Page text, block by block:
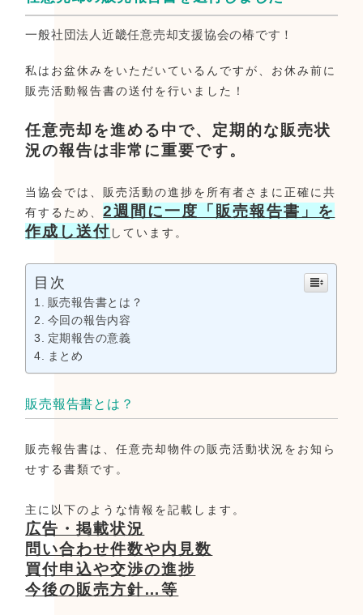
一般社団法人近畿任意売却支援協会の椿です！
私はお盆休みをいただいているんですが、お休み前に
販売活動報告書の送付を行いました！
任意売却を進める中で、定期的な販売状
況の報告は非常に重要です。
当協会では、販売活動の進捗を所有者さまに正確に共
有するため、2週間に一度「販売報告書」を
作成し送付 しています。
目次
販売報告書とは？
今回の報告内容
定期報告の意義
まとめ
販売報告書とは？
販売報告書は、任意売却物件の販売活動状況をお知ら
せする書類です。
主に以下のような情報を記載します。
広告・掲載状況
問い合わせ件数や内見数
買付申込や交渉の進捗
今後の販売方針…等